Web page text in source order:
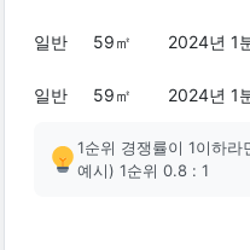
일반 59㎡ 2024년 1
일반 59㎡ 2024년 1
1순위 경쟁률이 1이하
예시) 1순위 0.8 : 1